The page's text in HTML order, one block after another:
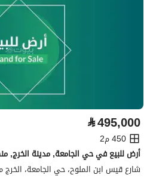
⃁495,000
450 م2
أرض للبيع في حي الجامعة, مدينة الخرج,
شارع قيس ابن الملوح، حي الجامعة،